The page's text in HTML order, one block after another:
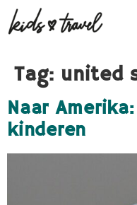
Tag: united
Naar
kinderen